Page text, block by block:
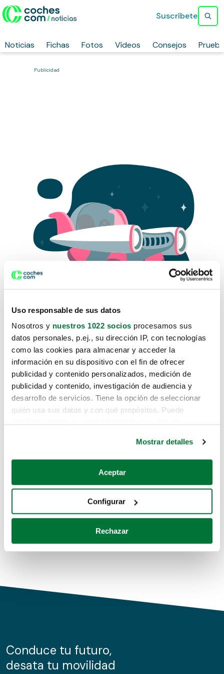
Uso responsable de sus datos
Nosotros y nuestros 1022 socios procesamos sus
datos personales, p.ej., su dirección IP, con tecnologías
como las cookies para almacenar y acceder la
información en su dispositivo con el fin de ofrecer
publicidad y contenido personalizados, medición de
publicidad y contenido, investigación de audiencia y
desarrollo de servicios. Tiene la opción de seleccionar
quién usa sus datos y con qué propósitos. Puede
Si lo permite, también quisiéramos:
Recopilar información sobre su ubicación geográfica
Identificar su dispositivo analizándolo activamente
para buscar características específicas (huellas
Obtenga más información sobre cómo se procesan sus
de cookies.
información sobre el uso que haga del sitio web con
nuestros partners de redes sociales, publicidad y análisis
Mostrar detalles
Aceptar
Configurar
Rechazar
Noticias Fichas Fotos Vídeos Consejos
Suscríbete
Publicidad
Lo sentimos, no sabemos como
te hemos traido hasta aquí.
Pero puedes encontrar el coche que estás
buscando en alguno de estos enlaces:
Coches de segunda mano
Coches de km0
Conduce tu futuro,
desata tu movilidad